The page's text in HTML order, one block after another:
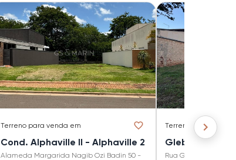
Terreno para venda em
Cond. Alphaville II - Alphaville 2
Alameda Margarida Nagib Ozi Badin 50 -
Terreno para venda
Gleba Palhano
Rua Guadalajara